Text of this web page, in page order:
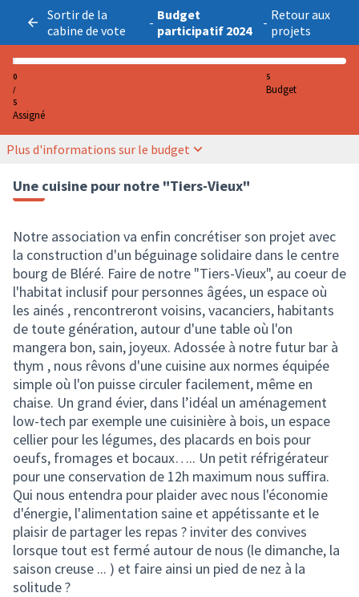
Sortir de la
cabine de vote
- Budget
participatif 2024
- Retour aux
projets
0
/
5
Assigné
5
Budget
Plus d'informations sur le budget
Une cuisine pour notre "Tiers-Vieux"
Notre association va enfin concrétiser son projet avec
la construction d'un béguinage solidaire dans le centre
bourg de Bléré. Faire de notre "Tiers-Vieux", au coeur de
l'habitat inclusif pour personnes âgées, un espace où
les ainés , rencontreront voisins, vacanciers, habitants
de toute génération, autour d'une table où l'on
mangera bon, sain, joyeux. Adossée à notre futur bar à
thym , nous rêvons d'une cuisine aux normes équipée
simple où l'on puisse circuler facilement, même en
chaise. Un grand évier, dans l’idéal un aménagement
low-tech par exemple une cuisinière à bois, un espace
cellier pour les légumes, des placards en bois pour
oeufs, fromages et bocaux….. Un petit réfrigérateur
pour une conservation de 12h maximum nous suffira.
Qui nous entendra pour plaider avec nous l'économie
d'énergie, l'alimentation saine et appétissante et le
plaisir de partager les repas ? inviter des convives
lorsque tout est fermé autour de nous (le dimanche, la
saison creuse ... ) et faire ainsi un pied de nez à la
solitude ?